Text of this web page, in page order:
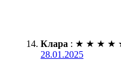
Клара : ★ ★ ★ ★
28.01.2025